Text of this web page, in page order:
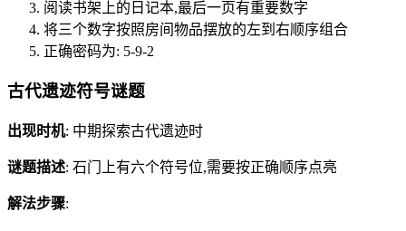
阅读书架上的日记本,最后一页有重要数字
将三个数字按照房间物品摆放的左到右顺序组合
正确密码为: 5-9-2
古代遗迹符号谜题
出现时机: 中期探索古代遗迹时
谜题描述: 石门上有六个符号位,需要按正确顺序点亮
解法步骤: